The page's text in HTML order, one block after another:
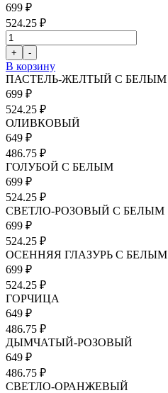
699 ₽
524.25 ₽
В корзину
ПАСТЕЛЬ-ЖЕЛТЫЙ С БЕЛЫМ
699 ₽
524.25 ₽
ОЛИВКОВЫЙ
649 ₽
486.75 ₽
ГОЛУБОЙ С БЕЛЫМ
699 ₽
524.25 ₽
СВЕТЛО-РОЗОВЫЙ С БЕЛЫМ
699 ₽
524.25 ₽
ОСЕННЯЯ ГЛАЗУРЬ С БЕЛЫМ
699 ₽
524.25 ₽
ГОРЧИЦА
649 ₽
486.75 ₽
ДЫМЧАТЫЙ-РОЗОВЫЙ
649 ₽
486.75 ₽
СВЕТЛО-ОРАНЖЕВЫЙ